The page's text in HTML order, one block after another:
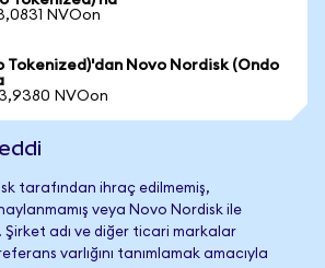
NVOon
Tokenized)'dan Novo Nordisk (Ondo
NVOon
tarafından ihraç edilmemiş,
veya Novo Nordisk ile
Şirket adı ve diğer ticari markalar
varlığını tanımlamak amacıyla